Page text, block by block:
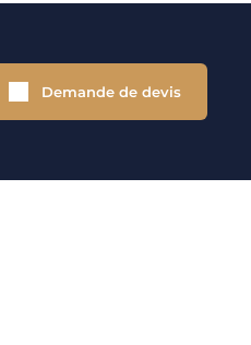
Demande de devis